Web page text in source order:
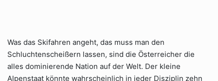
Was das Skifahren angeht, das muss man den
Schluchtenscheißern lassen, sind die Österreicher die
alles dominierende Nation auf der Welt. Der kleine
Alpenstaat könnte wahrscheinlich in jeder Disziplin zehn